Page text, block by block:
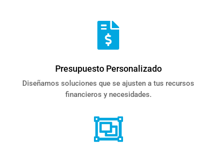

Presupuesto Personalizado
Diseñamos soluciones que se ajusten a tus recursos
financieros y necesidades.
